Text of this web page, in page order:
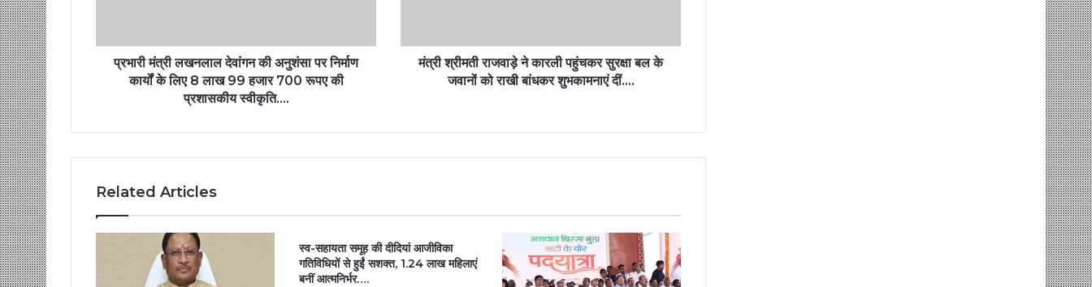
प्रभारी मंत्री लखनलाल देवांगन की अनुशंसा पर निर्माण
कार्यों के लिए 8 लाख 99 हजार 700 रूपए की
प्रशासकीय स्वीकृति….
मंत्री श्रीमती राजवाड़े ने कारली पहुंचकर सुरक्षा बल के
जवानों को राखी बांधकर शुभकामनाएं दीं….
Related Articles
स्व-सहायता समूह की दीदियां आजीविका
गतिविधियों से हुईं सशक्त, 1.24 लाख महिलाएं
बनीं आत्मनिर्भर….